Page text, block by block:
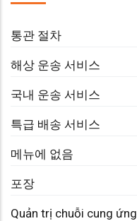
통관 절차
해상 운송 서비스
국내 운송 서비스
특급 배송 서비스
메뉴에 없음
포장
Quản trị chuỗi cung ứng